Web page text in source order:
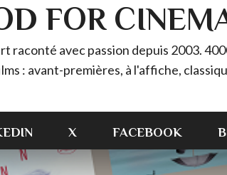
FOR
raconté avec passion depuis 2003.
: avant-premières, à l'affiche,
X FACEBOOK